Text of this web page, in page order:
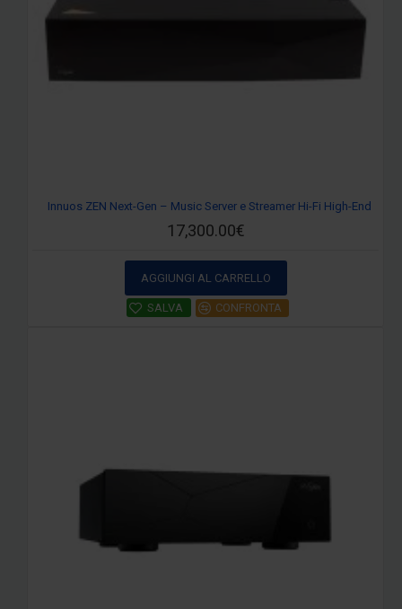
Innuos ZEN Next-Gen – Music Server e Streamer Hi-Fi High-End
17,300.00€
AGGIUNGI AL CARRELLO
SALVA CONFRONTA